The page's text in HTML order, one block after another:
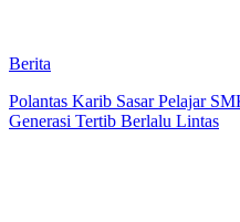
Berita
Polantas Karib Sasar Pelajar
Generasi Tertib Berlalu Lintas